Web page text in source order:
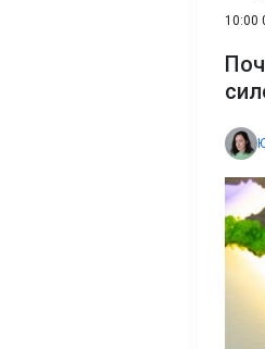
10:00